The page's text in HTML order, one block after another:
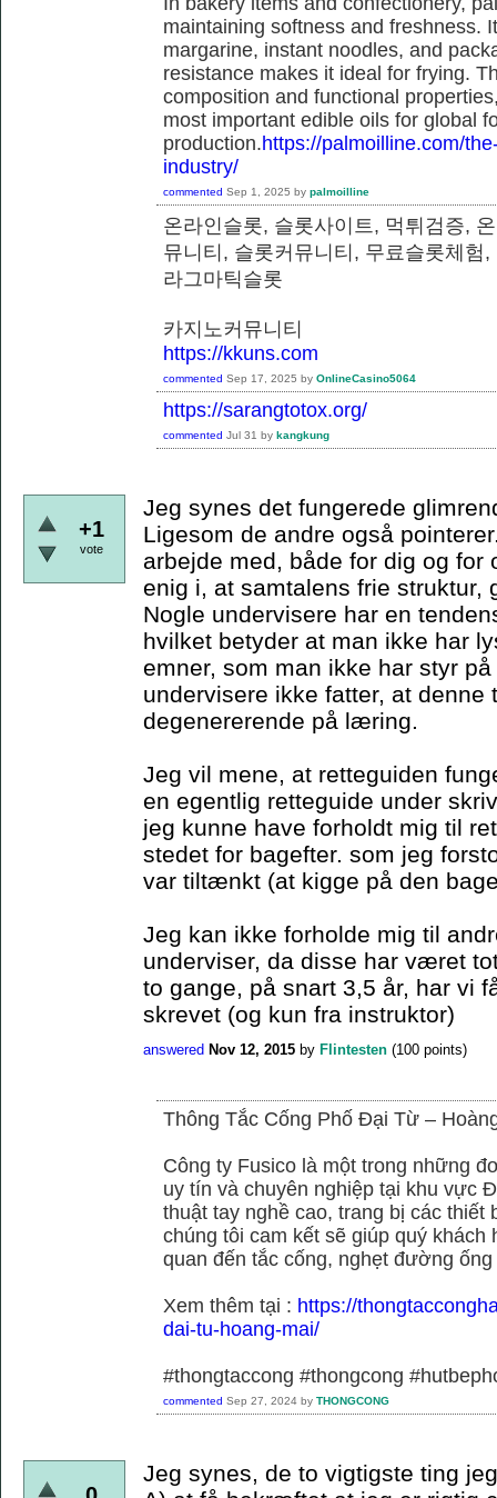
maintaining softness and freshness.
margarine, instant noodles, and
resistance makes it ideal for frying.
composition and functional
most important edible oils for global
production.https://palmoilline.com/
industry/
commented Sep 1, 2025 by palmoilline
온라인슬롯, 슬롯사이트, 먹튀검증,
뮤니티, 슬롯커뮤니티, 무료슬롯체험
라그마틱슬롯
카지노커뮤니티
https://kkuns.com
commented Sep 17, 2025 by OnlineCasino5064
https://sarangtotox.org/
commented Jul 31 by kangkung
+1
vote
Jeg synes det fungerede
Ligesom de andre også
arbejde med, både for dig og
enig i, at samtalens frie struktur,
Nogle undervisere har en
hvilket betyder at man ikke har
emner, som man ikke har styr
undervisere ikke fatter, at
degenererende på læring.
Jeg vil mene, at retteguiden
en egentlig retteguide under
jeg kunne have forholdt mig til
stedet for bagefter. som jeg
var tiltænkt (at kigge på den
Jeg kan ikke forholde mig til
underviser, da disse har været
to gange, på snart 3,5 år, har vi
skrevet (og kun fra instruktor)
answered Nov 12, 2015 by Flintesten (100 points)
Thông Tắc Cống Phố Đại Từ –
Công ty Fusico là một trong những
uy tín và chuyên nghiệp tại khu vực
thuật tay nghề cao, trang bị các thiết
chúng tôi cam kết sẽ giúp quý
quan đến tắc cống, nghẹt đường
Xem thêm tại : https://
dai-tu-hoang-mai/
#thongtaccong #thongcong
commented Sep 27, 2024 by THONGCONG
Jeg synes, de to vigtigste ting